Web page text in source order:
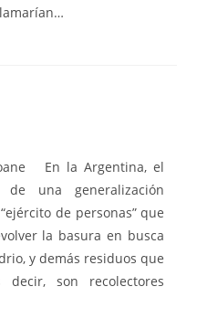
En la Argentina, el
de una generalización
de personas” que
la basura en busca
y demás residuos que
son recolectores